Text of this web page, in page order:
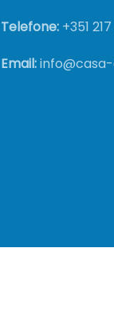
Telefone: +351
Email: